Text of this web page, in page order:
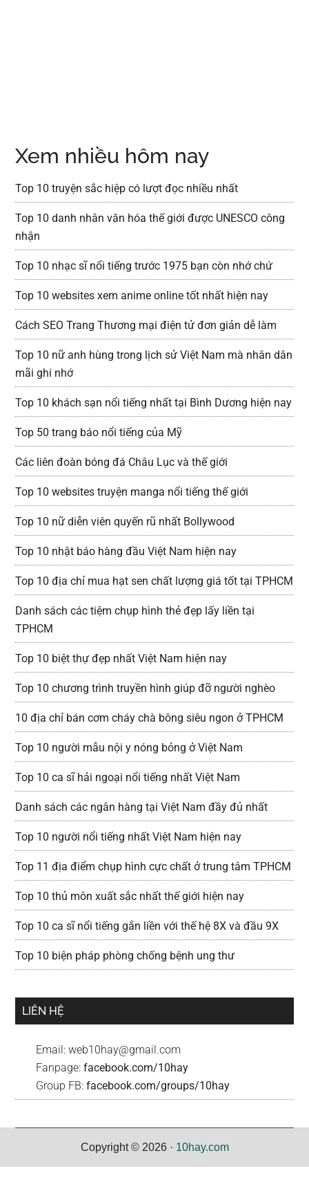
Xem nhiều hôm nay
Top 10 truyện sắc hiệp có lượt đọc nhiều nhất
Top 10 danh nhân văn hóa thế giới được UNESCO công
nhận
Top 10 nhạc sĩ nổi tiếng trước 1975 bạn còn nhớ chứ
Top 10 websites xem anime online tốt nhất hiện nay
Cách SEO Trang Thương mại điện tử đơn giản dễ làm
Top 10 nữ anh hùng trong lịch sử Việt Nam mà nhân dân
mãi ghi nhớ
Top 10 khách sạn nổi tiếng nhất tại Bình Dương hiện nay
Top 50 trang báo nổi tiếng của Mỹ
Các liên đoàn bóng đá Châu Lục và thế giới
Top 10 websites truyện manga nổi tiếng thế giới
Top 10 nữ diễn viên quyến rũ nhất Bollywood
Top 10 nhật báo hàng đầu Việt Nam hiện nay
Top 10 địa chỉ mua hạt sen chất lượng giá tốt tại TPHCM
Danh sách các tiệm chụp hình thẻ đẹp lấy liền tại
TPHCM
Top 10 biệt thự đẹp nhất Việt Nam hiện nay
Top 10 chương trình truyền hình giúp đỡ người nghèo
10 địa chỉ bán cơm cháy chà bông siêu ngon ở TPHCM
Top 10 người mẫu nội y nóng bỏng ở Việt Nam
Top 10 ca sĩ hải ngoại nổi tiếng nhất Việt Nam
Danh sách các ngân hàng tại Việt Nam đầy đủ nhất
Top 10 người nổi tiếng nhất Việt Nam hiện nay
Top 11 địa điểm chụp hình cực chất ở trung tâm TPHCM
Top 10 thủ môn xuất sắc nhất thế giới hiện nay
Top 10 ca sĩ nổi tiếng gắn liền với thế hệ 8X và đầu 9X
Top 10 biện pháp phòng chống bệnh ung thư
LIÊN HỆ
Email:web10hay@gmail.com
Fanpage:facebook.com/10hay
Group FB:facebook.com/groups/10hay
Copyright © 2026 · 10hay.com